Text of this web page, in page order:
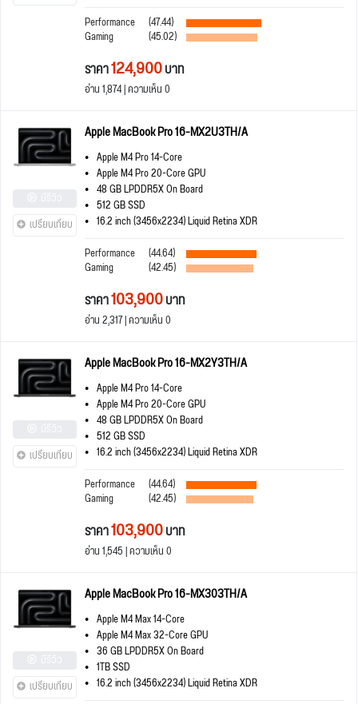
Performance
(47.44)
Gaming (45.02)
ราคา124,900บาท
อ่าน 1,874 | ความเห็น 0
เปรียบเทียบ
Apple MacBook Pro 16-MX2U3TH/A
Apple M4 Pro 14-Core
Apple M4 Pro 20-Core GPU
48 GB LPDDR5X On Board
512 GB SSD
16.2 inch (3456x2234) Liquid Retina XDR
Performance
(44.64)
Gaming (42.45)
ราคา103,900บาท
อ่าน 2,317 | ความเห็น 0
เปรียบเทียบ
Apple MacBook Pro 16-MX2Y3TH/A
Apple M4 Pro 14-Core
Apple M4 Pro 20-Core GPU
48 GB LPDDR5X On Board
512 GB SSD
16.2 inch (3456x2234) Liquid Retina XDR
Performance
(44.64)
Gaming (42.45)
ราคา103,900บาท
อ่าน 1,545 | ความเห็น 0
เปรียบเทียบ
Apple MacBook Pro 16-MX303TH/A
Apple M4 Max 14-Core
Apple M4 Max 32-Core GPU
36 GB LPDDR5X On Board
1TB SSD
16.2 inch (3456x2234) Liquid Retina XDR